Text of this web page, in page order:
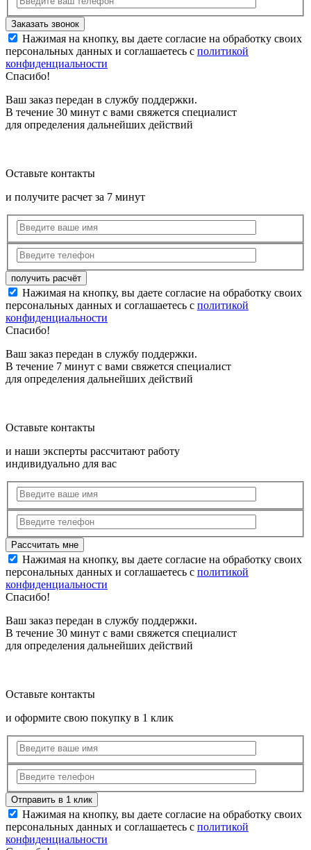
Нажимая на кнопку, вы даете согласие на обработку своих
персональных данных и соглашаетесь с политикой
конфиденциальности
Спасибо!
Ваш заказ передан в службу поддержки.
В течение 30 минут с вами свяжется специалист
для определения дальнейших действий
Оставьте контакты
и получите расчет за 7 минут
Нажимая на кнопку, вы даете согласие на обработку своих
персональных данных и соглашаетесь с политикой
конфиденциальности
Спасибо!
Ваш заказ передан в службу поддержки.
В течение 7 минут с вами свяжется специалист
для определения дальнейших действий
Оставьте контакты
и наши эксперты рассчитают работу
индивидуально для вас
Нажимая на кнопку, вы даете согласие на обработку своих
персональных данных и соглашаетесь с политикой
конфиденциальности
Спасибо!
Ваш заказ передан в службу поддержки.
В течение 30 минут с вами свяжется специалист
для определения дальнейших действий
Оставьте контакты
и оформите свою покупку в 1 клик
Нажимая на кнопку, вы даете согласие на обработку своих
персональных данных и соглашаетесь с политикой
конфиденциальности